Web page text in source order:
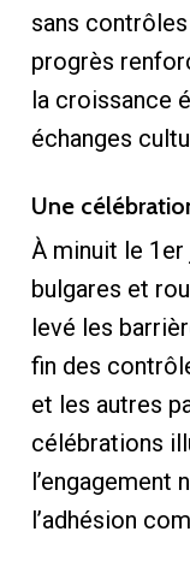
sans
progrès
la croissance
échanges
Une
À minuit le
bulgares et
levé les
fin des
et les autres
célébrations
l’engagement
l’adhésion